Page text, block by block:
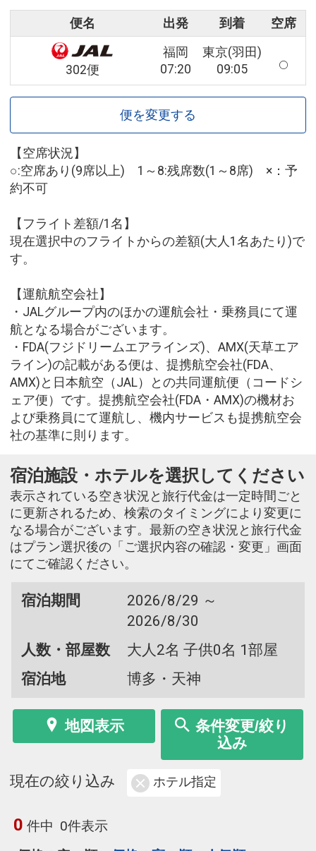
便名 出発 到着 空席
302便
福岡
07:20
東京(羽田)
09:05
便を変更する
【空席状況】
○:空席あり(9席以上) 1～8:残席数(1～8席) ×：予
約不可
【フライト差額/1名】
現在選択中のフライトからの差額(大人1名あたり)で
す。
【運航航空会社】
・JALグループ内のほかの運航会社・乗務員にて運
航となる場合がございます。
・FDA(フジドリームエアラインズ)、AMX(天草エア
ライン)の記載がある便は、提携航空会社(FDA、
AMX)と日本航空（JAL）との共同運航便（コードシ
ェア便）です。提携航空会社(FDA・AMX)の機材お
よび乗務員にて運航し、機内サービスも提携航空会
社の基準に則ります。
宿泊施設・ホテルを選択してください
表示されている空き状況と旅行代金は一定時間ごと
に更新されるため、検索のタイミングにより変更に
なる場合がございます。最新の空き状況と旅行代金
はプラン選択後の「ご選択内容の確認・変更」画面
にてご確認ください。
宿泊期間
2026/8/29 ～
2026/8/30
人数・部屋数
大人2名 子供0名 1部屋
宿泊地
博多・天神
地図表示
条件変更/絞り
込み
現在の絞り込み ホテル指定
0 件中 0件表示